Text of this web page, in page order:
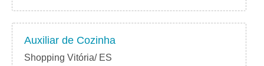
Auxiliar de Cozinha
Shopping Vitória/ ES